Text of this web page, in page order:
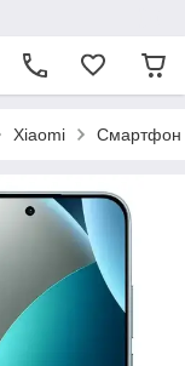
Xiaomi Смартфон